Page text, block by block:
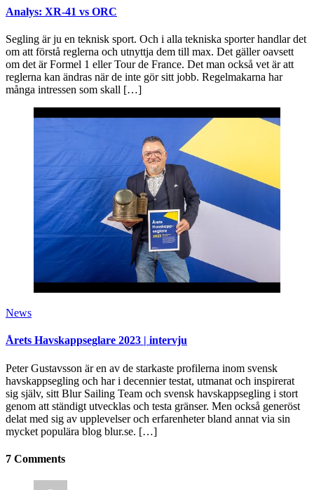
Analys: XR-41 vs ORC
Segling är ju en teknisk sport. Och i alla tekniska sporter handlar det
om att förstå reglerna och utnyttja dem till max. Det gäller oavsett
om det är Formel 1 eller Tour de France. Det man också vet är att
reglerna kan ändras när de inte gör sitt jobb. Regelmakarna har
många intressen som skall […]
News
Årets Havskappseglare 2023 | intervju
Peter Gustavsson är en av de starkaste profilerna inom svensk
havskappsegling och har i decennier testat, utmanat och inspirerat
sig själv, sitt Blur Sailing Team och svensk havskappsegling i stort
genom att ständigt utvecklas och testa gränser. Men också generöst
delat med sig av upplevelser och erfarenheter bland annat via sin
mycket populära blog blur.se. […]
7 Comments